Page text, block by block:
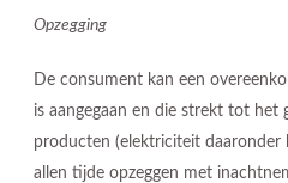
Opzegging
De consument kan een
is aangegaan en die strekt tot het
producten (elektriciteit daaronder
allen tijde opzeggen met